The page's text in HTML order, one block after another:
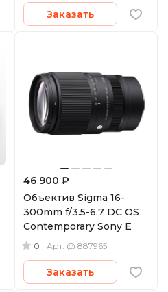
Заказать
46 900 ₽
Объектив Sigma 16-
300mm f/3.5-6.7 DC OS
Contemporary Sony E
0 Арт. @ 887965
Заказать